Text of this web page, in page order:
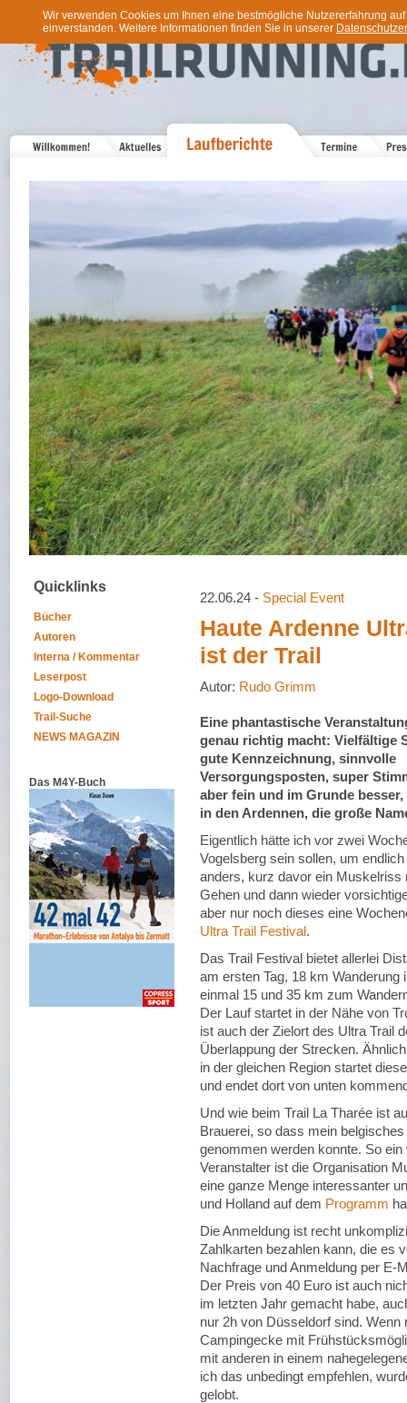
Wir verwenden Cookies um Ihnen eine bestmögliche Nutzererfahrung
einverstanden. Weitere Informationen finden Sie in unserer
Quicklinks
Bücher
Autoren
Interna / Kommentar
Leserpost
Logo-Download
Trail-Suche
NEWS MAGAZIN
Das M4Y-Buch
22.06.24 - Special Event
Haute Ardenne
ist der Trail
Autor: Rudo Grimm
Eine phantastische
genau richtig macht: Vielfältige
gute Kennzeichnung, sinnvolle
Versorgungsposten, super
aber fein und im Grunde
in den Ardennen, die große
Eigentlich hätte ich vor zwei
Vogelsberg sein sollen, um
anders, kurz davor ein Muskelriss
Gehen und dann wieder
aber nur noch dieses eine
Ultra Trail Festival.
Das Trail Festival bietet allerlei
am ersten Tag, 18 km
einmal 15 und 35 km zum
Der Lauf startet in der Nähe von
ist auch der Zielort des Ultra Trail
Überlappung der Strecken.
in der gleichen Region startet
und endet dort von unten
Und wie beim Trail La Tharée ist
Brauerei, so dass mein
genommen werden konnte. So
Veranstalter ist die Organisation
eine ganze Menge interessanter
und Holland auf dem Programm
Die Anmeldung ist recht
Zahlkarten bezahlen kann, die es
Nachfrage und Anmeldung per E-
Der Preis von 40 Euro ist auch
im letzten Jahr gemacht habe,
nur 2h von Düsseldorf sind. Wenn
Campingecke mit
mit anderen in einem
ich das unbedingt empfehlen,
gelobt.